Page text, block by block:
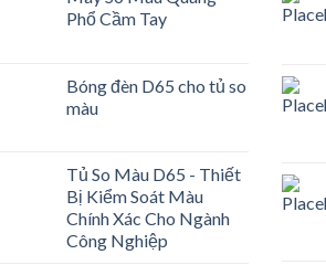
Phổ Cầm Tay
Bóng đèn D65 cho tủ so
màu
Tủ So Màu D65 - Thiết
Bị Kiểm Soát Màu
Chính Xác Cho Ngành
Công Nghiệp